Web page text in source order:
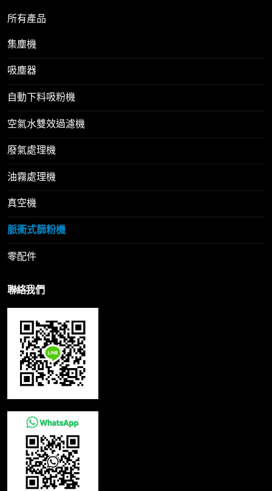
所有產品
集塵機
吸塵器
自動下料吸粉機
空氣水雙效過濾機
廢氣處理機
油霧處理機
真空機
脈衝式篩粉機
零配件
聯絡我們